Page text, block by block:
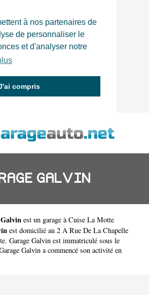
à nos partenaires de
de personnaliser le
et d'analyser notre
compris
GALVIN
est un garage à Cuise La Motte
est domicilié au 2 A Rue De La Chapelle
Garage Galvin est immatriculé sous le
Galvin a commencé son activité en